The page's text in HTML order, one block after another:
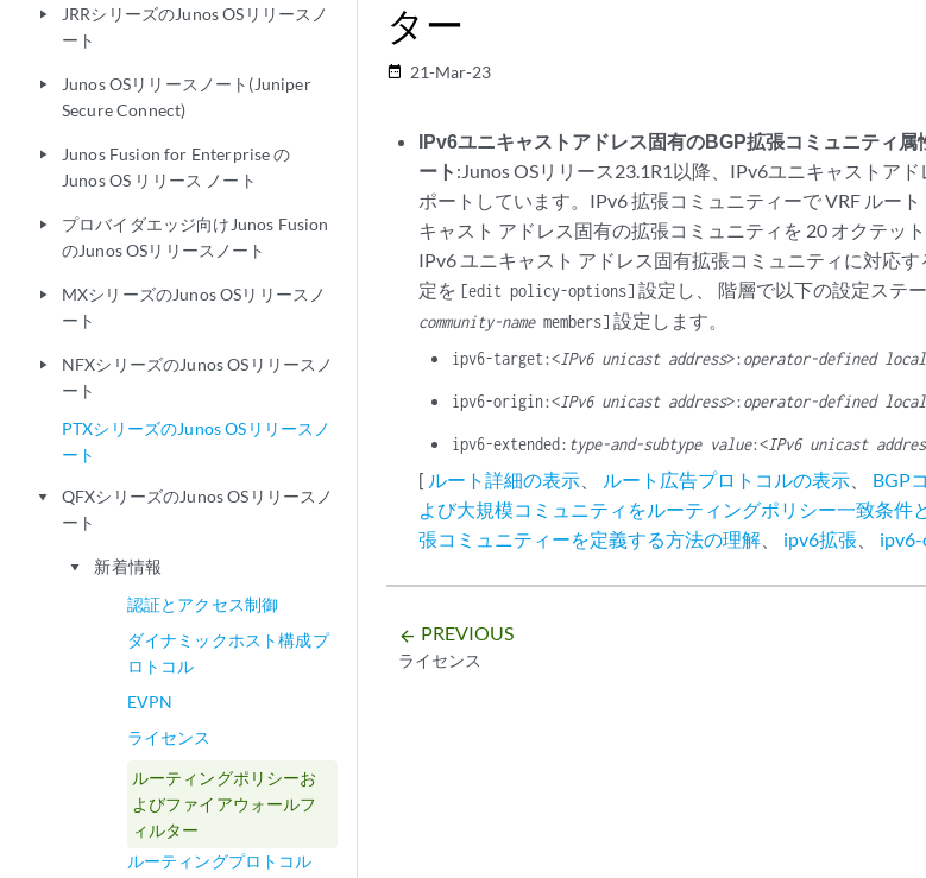
play_arrow
JRRシリーズのJunos OSリリースノ
ート
play_arrow
Junos OSリリースノート(Juniper
Secure Connect)
play_arrow
Junos Fusion for Enterprise の
Junos OS リリース ノート
play_arrow
プロバイダエッジ向けJunos Fusion
のJunos OSリリースノート
play_arrow
MXシリーズのJunos OSリリースノ
ート
play_arrow
NFXシリーズのJunos OSリリースノ
ート
PTXシリーズのJunos OSリリースノ
ート
play_arrow
QFXシリーズのJunos OSリリースノ
ート
play_arrow
新着情報
認証とアクセス制御
ダイナミックホスト構成プ
ロトコル
EVPN
ライセンス
ルーティングポリシーお
よびファイアウォールフ
ィルター
ルーティングプロトコル
ター
date_range 21-Mar-23
IPv6ユニキャストアドレス固有のBGP拡張コミュニティ
ート :Junos OSリリース23.1R1以降、IPv6ユニキャストア
ポートしています。IPv6 拡張コミュニティーで VRF ルー
キャスト アドレス固有の拡張コミュニティを 20 オクテッ
IPv6 ユニキャスト アドレス固有拡張コミュニティに対応
定を [edit policy-options] 設定し、 階層で以下の設定ステ
community-namemembers] 設定します。
ipv6-target:<IPv6 unicast address>:operator-defined
ipv6-origin:<IPv6 unicast address>:operator-defined
ipv6-extended: type-and-subtype value:<IPv6 unicast
[ ルート詳細の表示 ルート広告プロトコルの表示
BGP
よび大規模コミュニティをルーティングポリシー一致条件
張コミュニティーを定義する方法の理解
ipv6拡張
arrow_backward PREVIOUS
ライセンス